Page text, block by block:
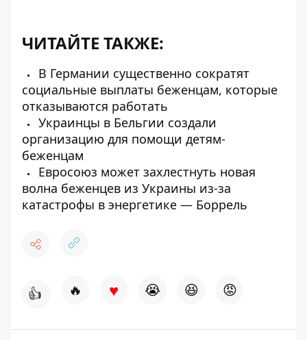
ЧИТАЙТЕ ТАКЖЕ:
В Германии существенно сократят
социальные выплаты беженцам, которые
отказываются работать
Украинцы в Бельгии создали
организацию для помощи детям-
беженцам
Евросоюз может захлестнуть новая
волна беженцев из Украины из-за
катастрофы в энергетике — Боррель
👍 🔥 ♥ 😭 😆 😡